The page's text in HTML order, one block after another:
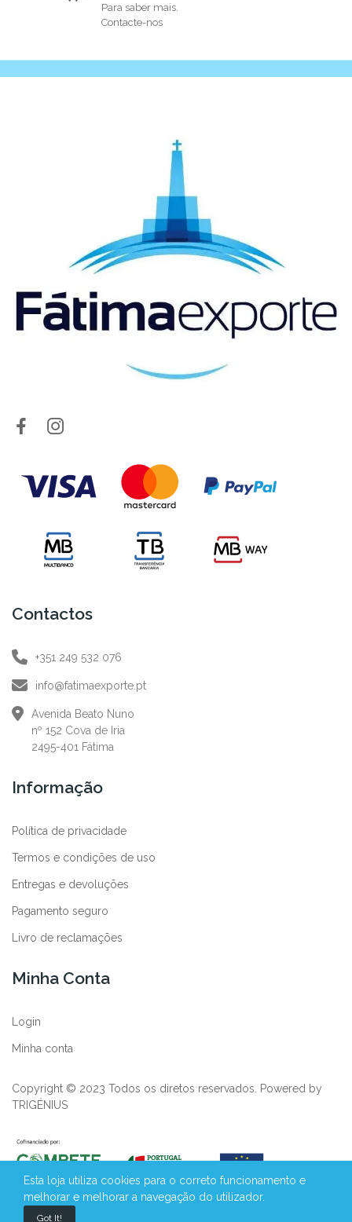
Para saber mais.
Contacte-nos
Contactos
+351 249 532 076
info@fatimaexporte.pt
Avenida Beato Nuno
nº 152 Cova de Iria
2495-401 Fátima
Informação
Política de privacidade
Termos e condições de uso
Entregas e devoluções
Pagamento seguro
Livro de reclamações
Minha Conta
Login
Minha conta
Copyright © 2023 Todos os diretos reservados. Powered by
TRIGÉNIUS
Esta loja utiliza cookies para o correto funcionamento e
melhorar e melhorar a navegação do utilizador.
Got It!